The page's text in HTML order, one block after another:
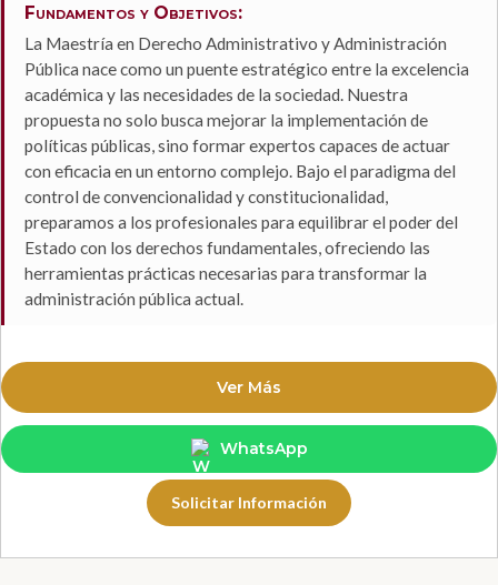
Fundamentos y Objetivos:
La Maestría en Derecho Administrativo y Administración
Pública nace como un puente estratégico entre la excelencia
académica y las necesidades de la sociedad. Nuestra
propuesta no solo busca mejorar la implementación de
políticas públicas, sino formar expertos capaces de actuar
con eficacia en un entorno complejo. Bajo el paradigma del
control de convencionalidad y constitucionalidad,
preparamos a los profesionales para equilibrar el poder del
Estado con los derechos fundamentales, ofreciendo las
herramientas prácticas necesarias para transformar la
administración pública actual.
Ver Más
WhatsApp
Solicitar Información